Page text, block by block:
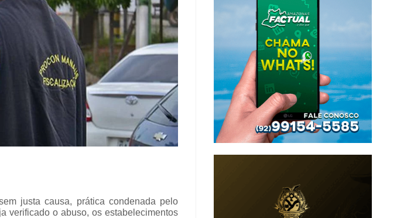
justa causa, prática condenada pelo
verificado o abuso, os estabelecimentos